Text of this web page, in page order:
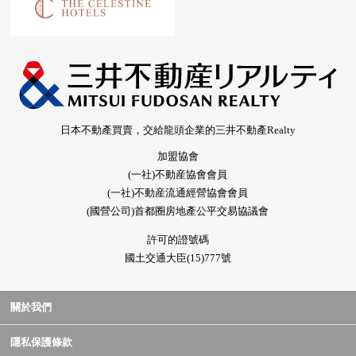
日本不動產買賣，交給龍頭企業的三井不動產Realty
加盟協會
(一社)不動産協會會員
(一社)不動産流通經營協會會員
(國營公司)首都圈房地產公平交易協議會
許可的證號碼
國土交通大臣(15)777號
關於我們
隱私保護條款